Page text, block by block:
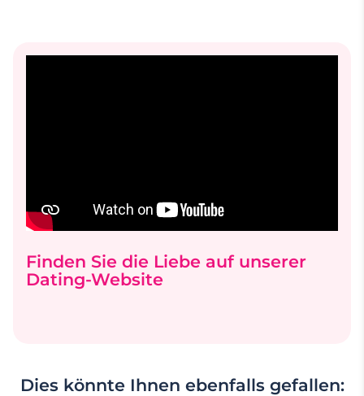
Finden Sie die Liebe auf unserer
Dating-Website
Dies könnte Ihnen ebenfalls gefallen: